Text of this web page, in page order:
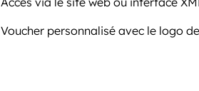
Voucher personnalisé avec le logo